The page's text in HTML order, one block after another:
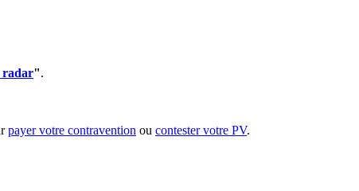
radar".
payer votre contravention ou contester votre PV.